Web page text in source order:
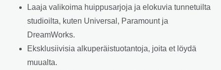
Laaja valikoima huippusarjoja ja elokuvia tunnetuilta
studioilta, kuten Universal, Paramount ja
DreamWorks.
Eksklusiivisia alkuperäistuotantoja, joita et löydä
muualta.